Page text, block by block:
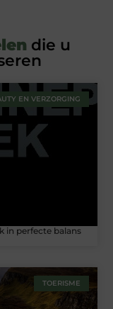
die u
EN VERZORGING
in perfecte balans
TOERISME